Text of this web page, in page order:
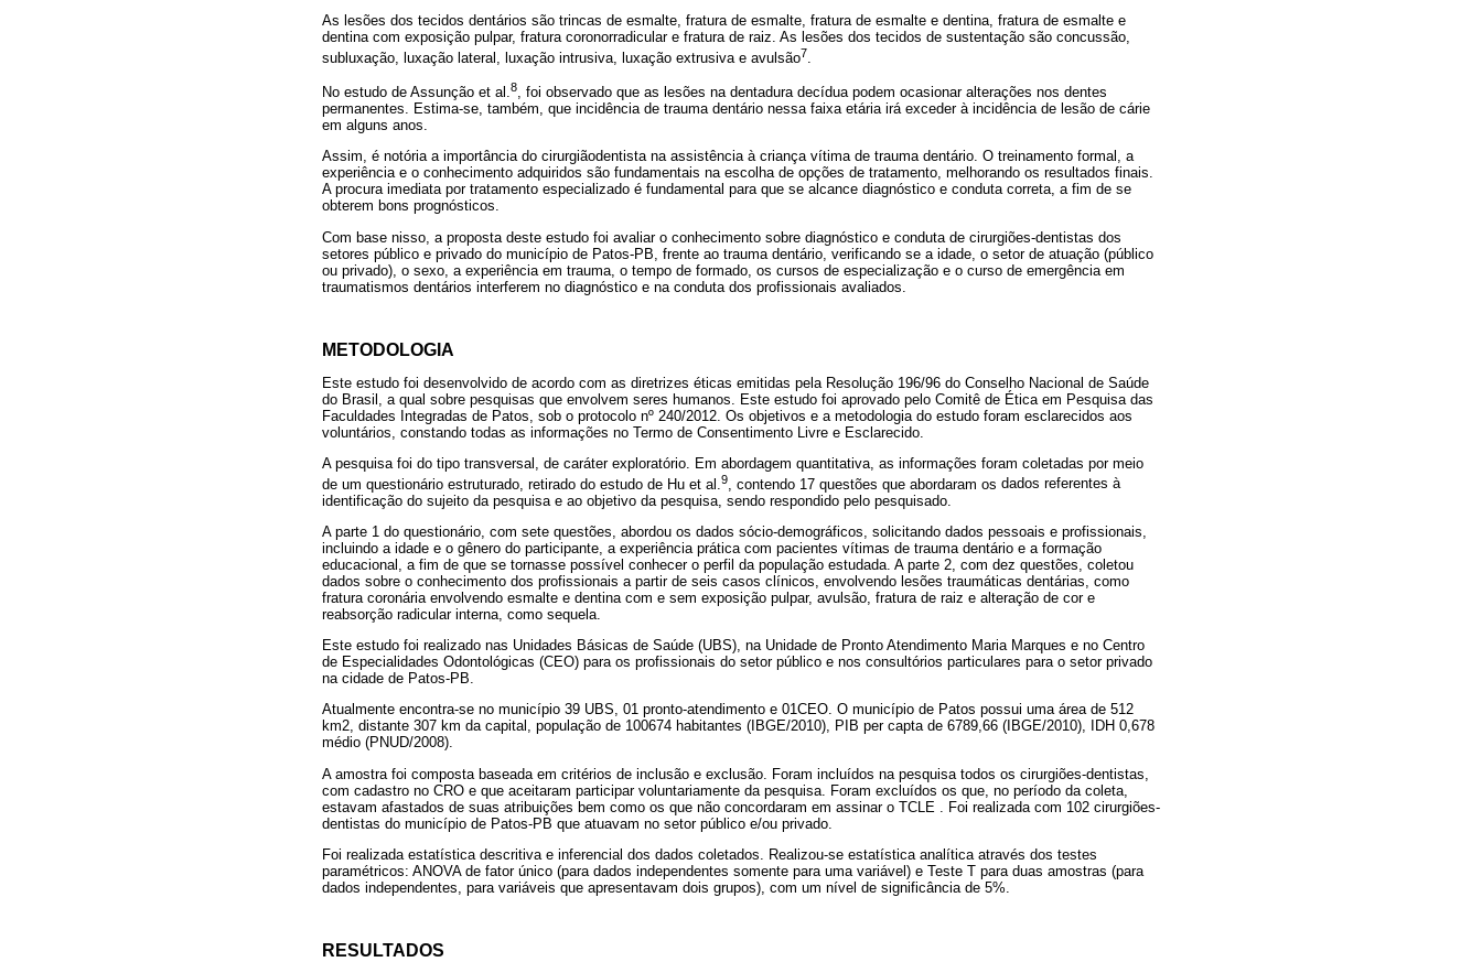
As lesões dos tecidos dentários são trincas de esmalte, fratura de esmalte, fratura de esmalte e dentina, fratura de esmalte e
dentina com exposição pulpar, fratura coronorradicular e fratura de raiz. As lesões dos tecidos de sustentação são concussão,
subluxação, luxação lateral, luxação intrusiva, luxação extrusiva e avulsão7
No estudo de Assunção et al.8, foi observado que as lesões na dentadura decídua podem ocasionar alterações nos dentes
permanentes. Estima-se, também, que incidência de trauma dentário nessa faixa etária irá exceder à incidência de lesão de cárie
em alguns anos.
Assim, é notória a importância do cirurgiãodentista na assistência à criança vítima de trauma dentário. O treinamento formal, a
experiência e o conhecimento adquiridos são fundamentais na escolha de opções de tratamento, melhorando os resultados finais.
A procura imediata por tratamento especializado é fundamental para que se alcance diagnóstico e conduta correta, a fim de se
obterem bons prognósticos.
Com base nisso, a proposta deste estudo foi avaliar o conhecimento sobre diagnóstico e conduta de cirurgiões-dentistas dos
setores público e privado do município de Patos-PB, frente ao trauma dentário, verificando se a idade, o setor de atuação (público
ou privado), o sexo, a experiência em trauma, o tempo de formado, os cursos de especialização e o curso de emergência em
traumatismos dentários interferem no diagnóstico e na conduta dos profissionais avaliados.
METODOLOGIA
Este estudo foi desenvolvido de acordo com as diretrizes éticas emitidas pela Resolução 196/96 do Conselho Nacional de Saúde
do Brasil, a qual sobre pesquisas que envolvem seres humanos. Este estudo foi aprovado pelo Comitê de Ética em Pesquisa das
Faculdades Integradas de Patos, sob o protocolo nº 240/2012. Os objetivos e a metodologia do estudo foram esclarecidos aos
voluntários, constando todas as informações no Termo de Consentimento Livre e Esclarecido.
A pesquisa foi do tipo transversal, de caráter exploratório. Em abordagem quantitativa, as informações foram coletadas por meio
de um questionário estruturado, retirado do estudo de Hu et al. 9 , contendo 17 questões que abordaram os dados referentes à
identificação do sujeito da pesquisa e ao objetivo da pesquisa, sendo respondido pelo pesquisado.
A parte 1 do questionário, com sete questões, abordou os dados sócio-demográficos, solicitando dados pessoais e profissionais,
incluindo a idade e o gênero do participante, a experiência prática com pacientes vítimas de trauma dentário e a formação
educacional, a fim de que se tornasse possível conhecer o perfil da população estudada. A parte 2, com dez questões, coletou
dados sobre o conhecimento dos profissionais a partir de seis casos clínicos, envolvendo lesões traumáticas dentárias, como
fratura coronária envolvendo esmalte e dentina com e sem exposição pulpar, avulsão, fratura de raiz e alteração de cor e
reabsorção radicular interna, como sequela.
Este estudo foi realizado nas Unidades Básicas de Saúde (UBS), na Unidade de Pronto Atendimento Maria Marques e no Centro
de Especialidades Odontológicas (CEO) para os profissionais do setor público e nos consultórios particulares para o setor privado
na cidade de Patos-PB.
Atualmente encontra-se no município 39 UBS, 01 pronto-atendimento e 01CEO. O município de Patos possui uma área de 512
km2, distante 307 km da capital, população de 100674 habitantes (IBGE/2010), PIB per capta de 6789,66 (IBGE/2010), IDH 0,678
médio (PNUD/2008).
A amostra foi composta baseada em critérios de inclusão e exclusão. Foram incluídos na pesquisa todos os cirurgiões-dentistas,
com cadastro no CRO e que aceitaram participar voluntariamente da pesquisa. Foram excluídos os que, no período da coleta,
estavam afastados de suas atribuições bem como os que não concordaram em assinar o TCLE . Foi realizada com 102 cirurgiões-
dentistas do município de Patos-PB que atuavam no setor público e/ou privado.
Foi realizada estatística descritiva e inferencial dos dados coletados. Realizou-se estatística analítica através dos testes
paramétricos: ANOVA de fator único (para dados independentes somente para uma variável) e Teste T para duas amostras (para
dados independentes, para variáveis que apresentavam dois grupos), com um nível de significância de 5%.
RESULTADOS